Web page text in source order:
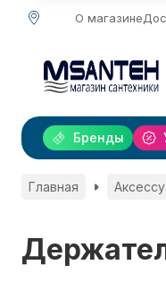
О магазине
Бренды
Главная